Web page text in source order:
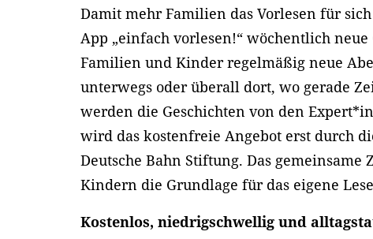
Damit mehr Familien das Vorlesen für
App „einfach vorlesen!“ wöchentlich
Familien und Kinder regelmäßig neue
unterwegs oder überall dort, wo gerade
werden die Geschichten von den
wird das kostenfreie Angebot erst durch
Deutsche Bahn Stiftung. Das gemeinsame
Kindern die Grundlage für das eigene
Kostenlos, niedrigschwellig und